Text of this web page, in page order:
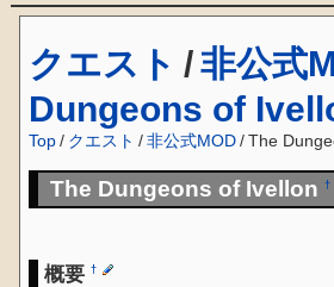
クエスト /非公式
Dungeons of
Top / クエスト /非公式MOD/ The
The Dungeons of Ivellon†
概要†